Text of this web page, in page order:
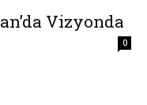
Vizyonda
0